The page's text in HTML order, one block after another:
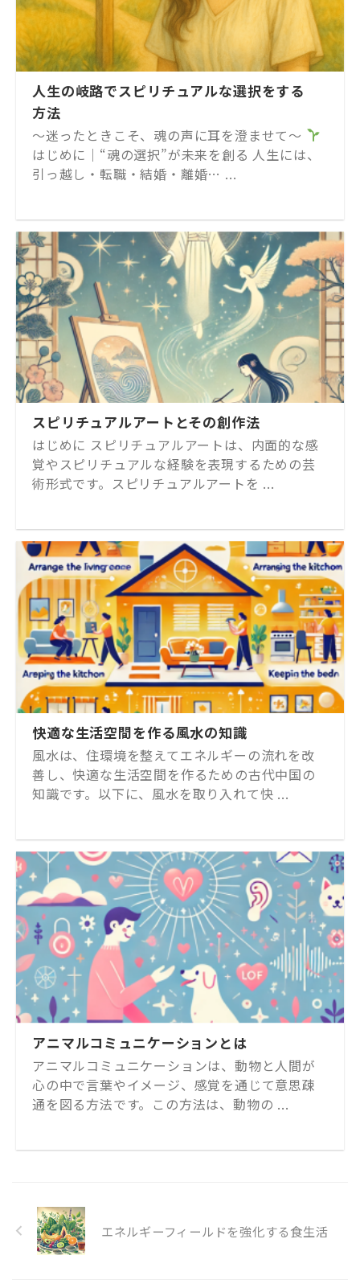
人生の岐路でスピリチュアルな選択をする
方法
～迷ったときこそ、魂の声に耳を澄ませて～
はじめに｜“魂の選択”が未来を創る 人生には、
引っ越し・転職・結婚・離婚… ...
スピリチュアルアートとその創作法
はじめに スピリチュアルアートは、内面的な感
覚やスピリチュアルな経験を表現するための芸
術形式です。スピリチュアルアートを ...
快適な生活空間を作る風水の知識
風水は、住環境を整えてエネルギーの流れを改
善し、快適な生活空間を作るための古代中国の
知識です。以下に、風水を取り入れて快 ...
アニマルコミュニケーションとは
アニマルコミュニケーションは、動物と人間が
心の中で言葉やイメージ、感覚を通じて意思疎
通を図る方法です。この方法は、動物の ...
エネルギーフィールドを強化する食生活